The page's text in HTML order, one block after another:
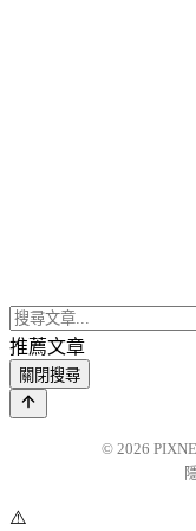
推薦文章
關閉搜尋
© 2026
⚠️